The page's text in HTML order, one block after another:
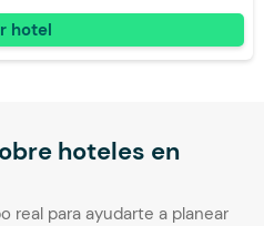
hotel
hoteles en
real para ayudarte a planear